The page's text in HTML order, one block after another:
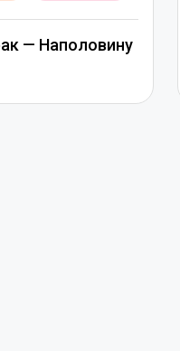
— Наполовину